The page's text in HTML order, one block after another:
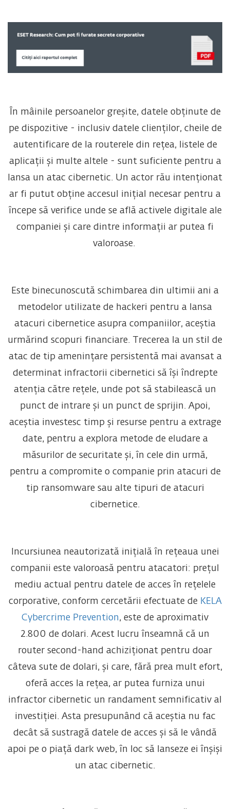
În mâinile persoanelor greșite, datele obținute de
pe dispozitive - inclusiv datele clienților, cheile de
autentificare de la routerele din rețea, listele de
aplicații și multe altele - sunt suficiente pentru a
lansa un atac cibernetic. Un actor rău intenționat
ar fi putut obține accesul inițial necesar pentru a
începe să verifice unde se află activele digitale ale
companiei și care dintre informații ar putea fi
valoroase.
Este binecunoscută schimbarea din ultimii ani a
metodelor utilizate de hackeri pentru a lansa
atacuri cibernetice asupra companiilor, aceștia
urmărind scopuri financiare. Trecerea la un stil de
atac de tip amenințare persistentă mai avansat a
determinat infractorii cibernetici să își îndrepte
atenția către rețele, unde pot să stabilească un
punct de intrare și un punct de sprijin. Apoi,
aceștia investesc timp și resurse pentru a extrage
date, pentru a explora metode de eludare a
măsurilor de securitate și, în cele din urmă,
pentru a compromite o companie prin atacuri de
tip ransomware sau alte tipuri de atacuri
cibernetice.
Incursiunea neautorizată inițială în rețeaua unei
companii este valoroasă pentru atacatori: prețul
mediu actual pentru datele de acces în rețelele
corporative, conform cercetării efectuate de KELA
Cybercrime Prevention, este de aproximativ
2.800 de dolari. Acest lucru înseamnă că un
router second-hand achiziționat pentru doar
câteva sute de dolari, și care, fără prea mult efort,
oferă acces la rețea, ar putea furniza unui
infractor cibernetic un randament semnificativ al
investiției. Asta presupunând că aceștia nu fac
decât să sustragă datele de acces și să le vândă
apoi pe o piață dark web, în loc să lanseze ei înșiși
un atac cibernetic.